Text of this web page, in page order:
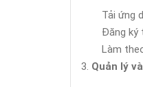
Tải ứng
Đăng ký
Làm
Quản lý